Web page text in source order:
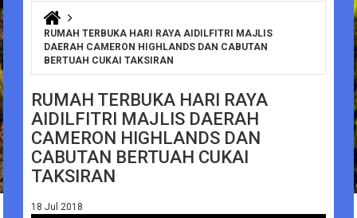
Anda di sini
RUMAH TERBUKA HARI RAYA AIDILFITRI MAJLIS
DAERAH CAMERON HIGHLANDS DAN CABUTAN
BERTUAH CUKAI TAKSIRAN
RUMAH TERBUKA HARI RAYA
AIDILFITRI MAJLIS DAERAH
CAMERON HIGHLANDS DAN
CABUTAN BERTUAH CUKAI
TAKSIRAN
18 Jul 2018